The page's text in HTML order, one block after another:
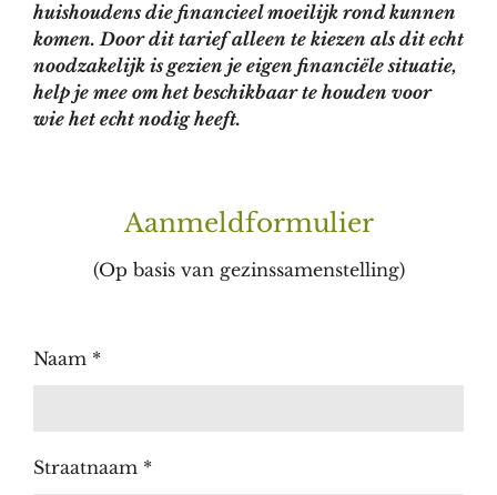
huishoudens die financieel moeilijk rond kunnen
komen. Door dit tarief alleen te kiezen als dit echt
noodzakelijk is gezien je eigen financiële situatie,
help je mee om het beschikbaar te houden voor
wie het echt nodig heeft.
Aanmeldformulier
(Op basis van gezinssamenstelling)
Naam *
Straatnaam *